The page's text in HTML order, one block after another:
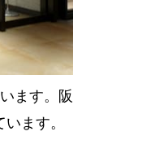
ます。阪
ます。